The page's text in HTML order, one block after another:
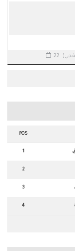
POS
1
2
3
4